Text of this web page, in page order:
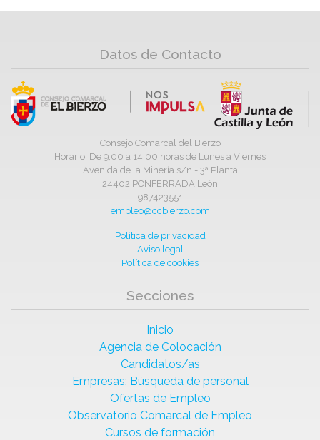
Datos de Contacto
Consejo Comarcal del Bierzo
Horario: De 9,00 a 14,00 horas de Lunes a Viernes
Avenida de la Minería s/n - 3ª Planta
24402 PONFERRADA León
987423551
empleo@ccbierzo.com
Política de privacidad
Aviso legal
Política de cookies
Secciones
Inicio
Agencia de Colocación
Candidatos/as
Empresas: Búsqueda de personal
Ofertas de Empleo
Observatorio Comarcal de Empleo
Cursos de formación